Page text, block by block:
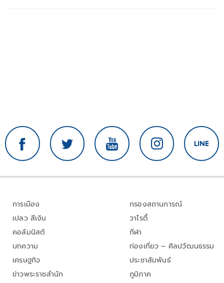
การเมือง
เปลว สีเงิน
คอลัมนิสต์
บทความ
เศรษฐกิจ
ข่าวพระราชสำนัก
กรองสถานการณ์
วาไรตี้
กีฬา
ท่องเที่ยว – ศิลปวัฒนธรรม
ประชาสัมพันธ์
ภูมิภาค